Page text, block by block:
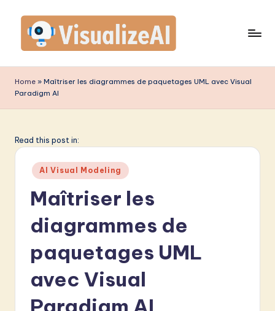
content
is
u
li
A
Home » Maîtriser les diagrammes de paquetages UML avec Visual
Paradigm AI
Read this post in:
Posted
in
AI Visual Modeling
Maîtriser les
diagrammes de
paquetages UML
avec Visual
Paradigm AI